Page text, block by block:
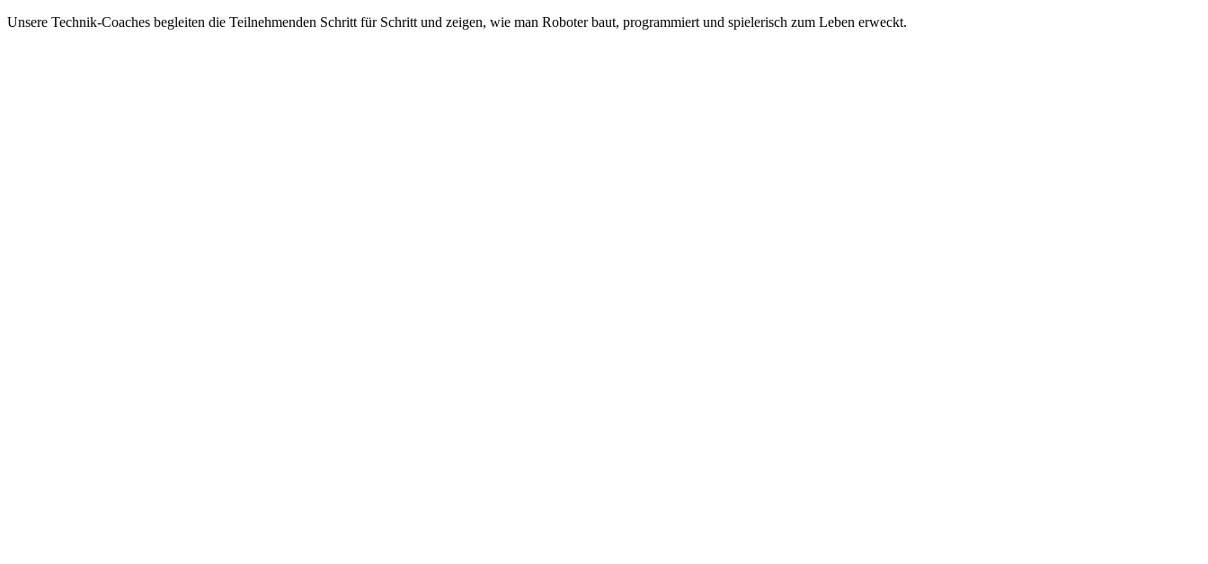
Unsere Technik-Coaches begleiten die Teilnehmenden Schritt für Schritt und zeigen, wie man Roboter baut, programmiert und spielerisch zum Leben erweckt.